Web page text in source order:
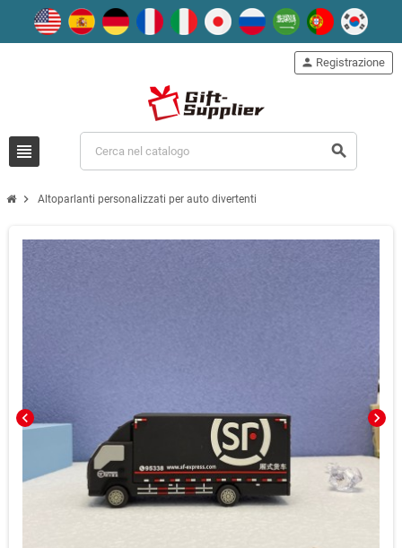
view_headline search
person Registrazione
chevron_right Altoparlanti personalizzati per auto divertenti
chevron_left chevron_right